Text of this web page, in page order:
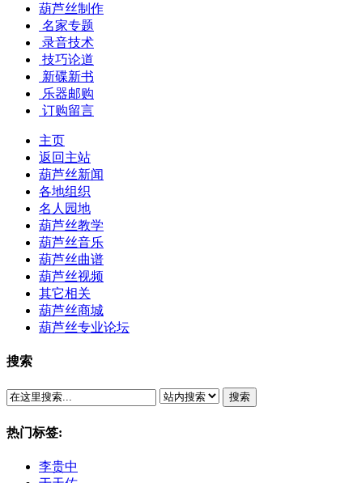
葫芦丝制作
名家专题
录音技术
技巧论道
新碟新书
乐器邮购
订购留言
主页
返回主站
葫芦丝新闻
各地组织
名人园地
葫芦丝教学
葫芦丝音乐
葫芦丝曲谱
葫芦丝视频
其它相关
葫芦丝商城
葫芦丝专业论坛
搜索
搜索
热门标签:
李贵中